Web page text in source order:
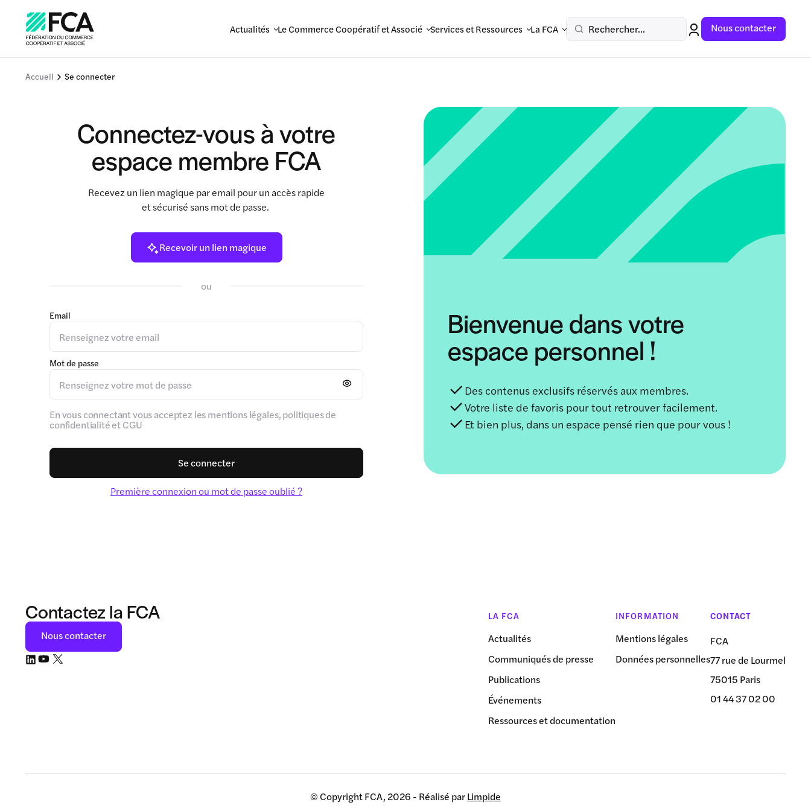
Actualités Le Commerce Coopératif et Associé Services et Ressources La FCA Rechercher... Nous contacter
Accueil Se connecter
Connectez-vous à votre
espace membre FCA
Recevez un lien magique par email pour un accès rapide
et sécurisé sans mot de passe.
Recevoir un lien magique
ou
Email
Mot de passe
En vous connectant vous acceptez les mentions légales, politiques de
confidentialité et CGU
Se connecter
Première connexion ou mot de passe oublié ?
Bienvenue dans votre
espace personnel !
Des contenus exclusifs réservés aux membres.
Votre liste de favoris pour tout retrouver facilement.
Et bien plus, dans un espace pensé rien que pour vous !
Contactez la FCA
Nous contacter
LA FCA
Actualités
Communiqués de presse
Publications
Événements
Ressources et documentation
INFORMATION
Mentions légales
Données personnelles
CONTACT
FCA
77 rue de Lourmel
75015 Paris
01 44 37 02 00
© Copyright FCA, 2026 - Réalisé parLimpide